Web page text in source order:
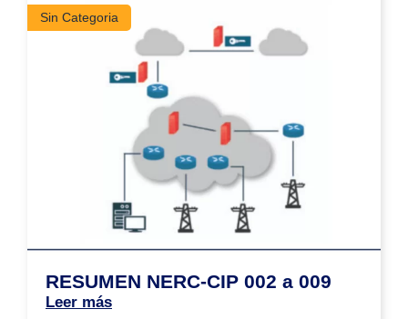
Sin Categoria
RESUMEN NERC-CIP 002 a 009
Leer más